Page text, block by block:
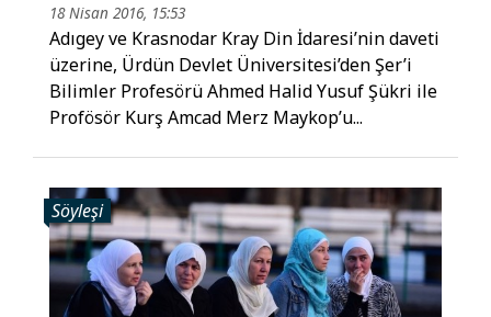
18 Nisan 2016, 15:53
Adıgey ve Krasnodar Kray Din İdaresi’nin daveti
üzerine, Ürdün Devlet Üniversitesi’den Şer’i
Bilimler Profesörü Ahmed Halid Yusuf Şükri ile
Profösör Kurş Amcad Merz Maykop’u...
Söyleşi